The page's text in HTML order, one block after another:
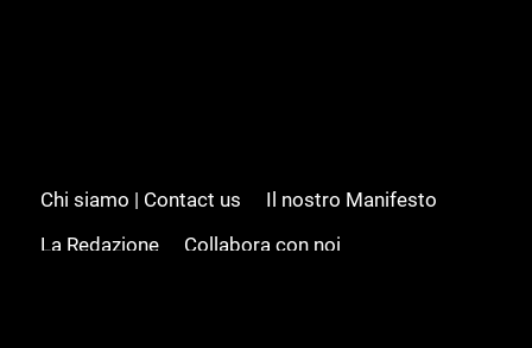
Chi siamo | Contact us
Il nostro Manifesto
La Redazione
Collabora con noi